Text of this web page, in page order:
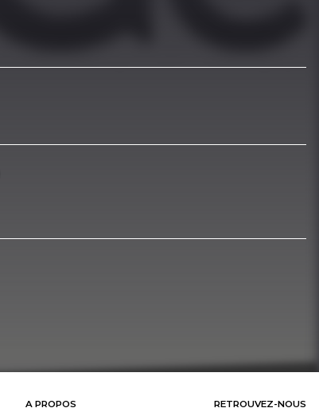
A PROPOS RETROUVEZ-NOUS